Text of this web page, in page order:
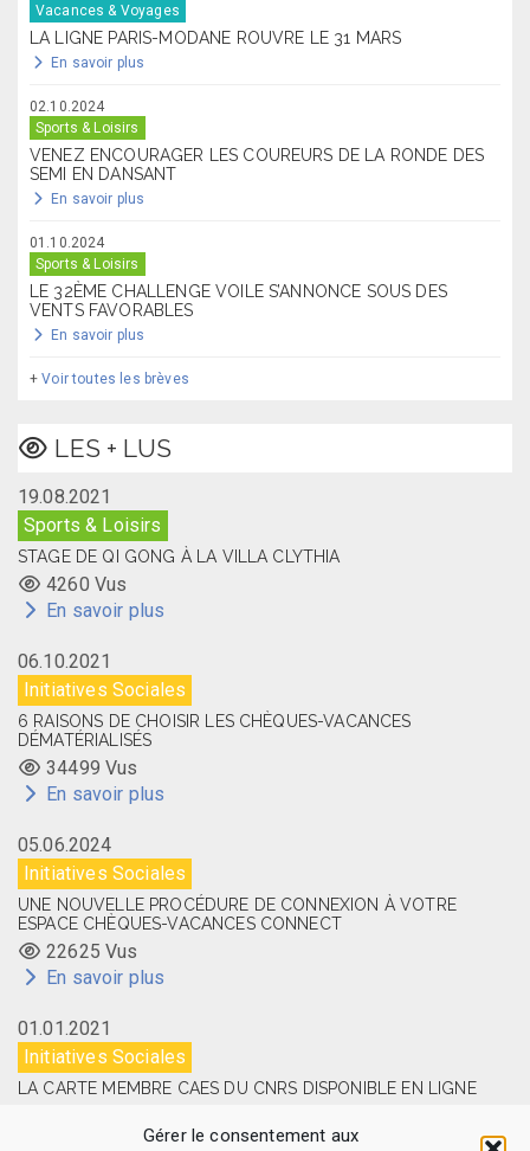
Gérer le consentement aux
Vacances & Voyages
LA LIGNE PARIS-MODANE ROUVRE LE 31 MARS
En savoir plus
02.10.2024
Sports & Loisirs
VENEZ ENCOURAGER LES COUREURS DE LA RONDE DES
SEMI EN DANSANT
En savoir plus
01.10.2024
Sports & Loisirs
LE 32ÈME CHALLENGE VOILE S’ANNONCE SOUS DES
VENTS FAVORABLES
En savoir plus
+Voir toutes les brèves
LES + LUS
19.08.2021
Sports & Loisirs
STAGE DE QI GONG À LA VILLA CLYTHIA
4260 Vus
En savoir plus
06.10.2021
Initiatives Sociales
6 RAISONS DE CHOISIR LES CHÈQUES-VACANCES
DÉMATÉRIALISÉS
34499 Vus
En savoir plus
05.06.2024
Initiatives Sociales
UNE NOUVELLE PROCÉDURE DE CONNEXION À VOTRE
ESPACE CHÈQUES-VACANCES CONNECT
22625 Vus
En savoir plus
01.01.2021
Initiatives Sociales
LA CARTE MEMBRE CAES DU CNRS DISPONIBLE EN LIGNE
En savoir plus